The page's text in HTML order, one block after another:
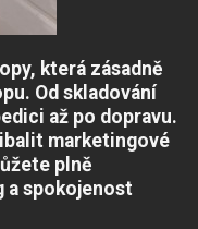
která zásadně
Od skladování
až po dopravu.
marketingové
plně
a spokojenost